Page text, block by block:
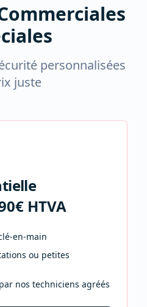
personnalisées
juste
HTVA
en-main
ou petites
nos techniciens agréés